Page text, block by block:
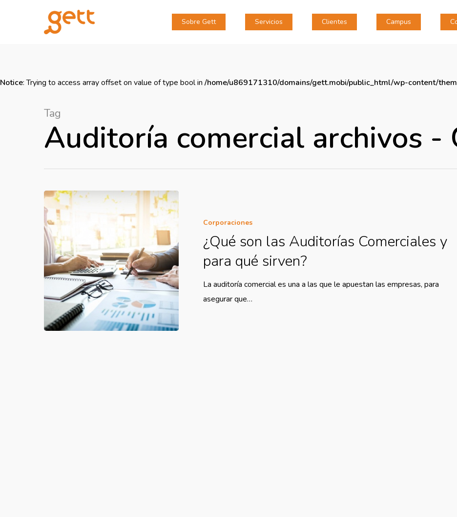
Sobre Gett Servicios Clientes Campus
Notice: Trying to access array offset on value of type bool in /home/u869171310/domains/gett.mobi/public_html/wp-content/
Tag
Auditoría comercial archivos -
Corporaciones
¿Qué son las Auditorías Comerciales y
para qué sirven?
La auditoría comercial es una a las que le apuestan las empresas, para
asegurar que…